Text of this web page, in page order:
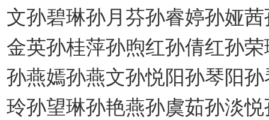
文孙碧琳孙月芬孙睿婷孙娅
金英孙桂萍孙煦红孙倩红孙
孙燕嫣孙燕文孙悦阳孙琴阳
玲孙望琳孙艳燕孙虞茹孙淡